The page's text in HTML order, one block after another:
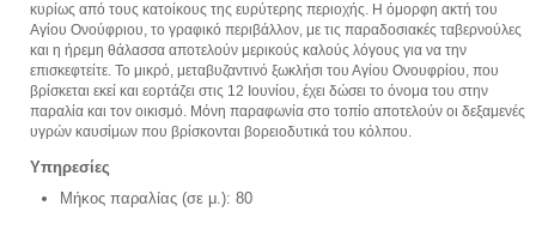
κυρίως από τους κατοίκους της ευρύτερης περιοχής. Η όμορφη ακτή του
Αγίου Ονούφριου, το γραφικό περιβάλλον, με τις παραδοσιακές ταβερνούλες
και η ήρεμη θάλασσα αποτελούν μερικούς καλούς λόγους για να την
επισκεφτείτε. Το μικρό, μεταβυζαντινό ξωκλήσι του Αγίου Ονουφρίου, που
βρίσκεται εκεί και εορτάζει στις 12 Ιουνίου, έχει δώσει το όνομα του στην
παραλία και τον οικισμό. Μόνη παραφωνία στο τοπίο αποτελούν οι δεξαμενές
υγρών καυσίμων που βρίσκονται βορειοδυτικά του κόλπου.
Υπηρεσίες
Μήκος παραλίας (σε μ.): 80